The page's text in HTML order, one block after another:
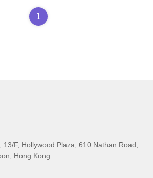
1
F, Hollywood Plaza, 610 Nathan Road,
Hong Kong